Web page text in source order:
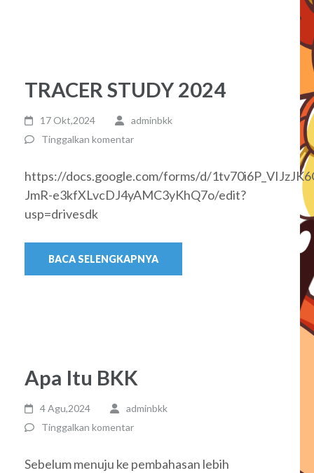
TRACER STUDY 2024
17 Okt,2024
adminbkk
Tinggalkan komentar
https://docs.google.com/forms/d/
JmR-e3kfXLvcDJ4yAMC3yKhQ7o/edit?
usp=drivesdk
BACA SELENGKAPNYA
Apa Itu BKK
4 Agu,2024
adminbkk
Tinggalkan komentar
Sebelum menuju ke pembahasan lebih